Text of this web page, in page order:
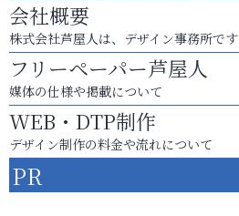
会社概要
株式会社芦屋人は、デザイン事務所です
フリーペーパー芦屋人
媒体の仕様や掲載について
WEB・DTP制作
デザイン制作の料金や流れについて
PR